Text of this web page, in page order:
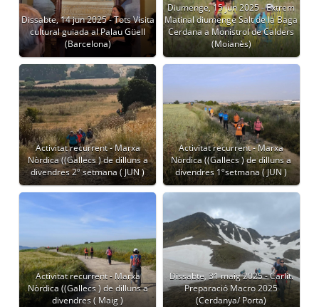
Dissabte, 14 jun 2025 - Tots Visita
cultural guiada al Palau Güell
(Barcelona)
Diumenge, 15 jun 2025 - Extrem
Matinal diumenge Salt de la Baga
Cerdana a Monistrol de Calders
(Moianès)
Activitat recurrent - Marxa
Nòrdica ((Gallecs ) de dilluns a
divendres 2º setmana ( JUN )
Activitat recurrent - Marxa
Nòrdica ((Gallecs ) de dilluns a
divendres 1ºsetmana ( JUN )
Activitat recurrent - Marxa
Nòrdica ((Gallecs ) de dilluns a
divendres ( Maig )
Dissabte, 31 maig 2025 - Carlit.
Preparació Macro 2025
(Cerdanya/ Porta)